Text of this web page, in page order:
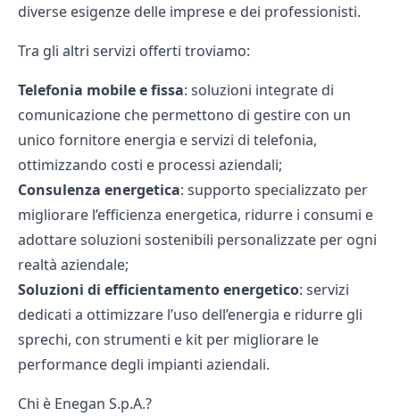
diverse esigenze delle imprese e dei professionisti.
Tra gli altri servizi offerti troviamo:
Telefonia mobile e fissa: soluzioni integrate di
comunicazione che permettono di gestire con un
unico fornitore energia e servizi di telefonia,
ottimizzando costi e processi aziendali;
Consulenza energetica: supporto specializzato per
migliorare l’efficienza energetica, ridurre i consumi e
adottare soluzioni sostenibili personalizzate per ogni
realtà aziendale;
Soluzioni di efficientamento energetico: servizi
dedicati a ottimizzare l’uso dell’energia e ridurre gli
sprechi, con strumenti e kit per migliorare le
performance degli impianti aziendali.
Chi è Enegan S.p.A.?